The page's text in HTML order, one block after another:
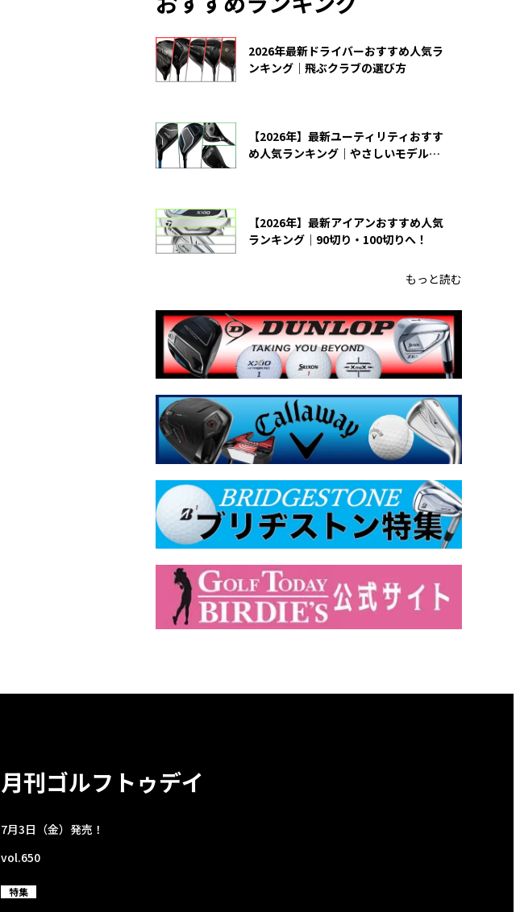
2026年最新ドライバーおすすめ人気ラ
ンキング｜飛ぶクラブの選び方
【2026年】最新ユーティリティおすす
め人気ランキング｜やさしいモデルの
【2026年】最新アイアンおすすめ人気
ランキング｜90切り・100切りへ！
もっと読む
月刊ゴルフトゥデイ
7月3日（金）発売！
vol.650
特集